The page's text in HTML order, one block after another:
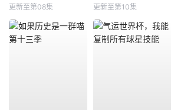
更新至第08集 更新至第10集